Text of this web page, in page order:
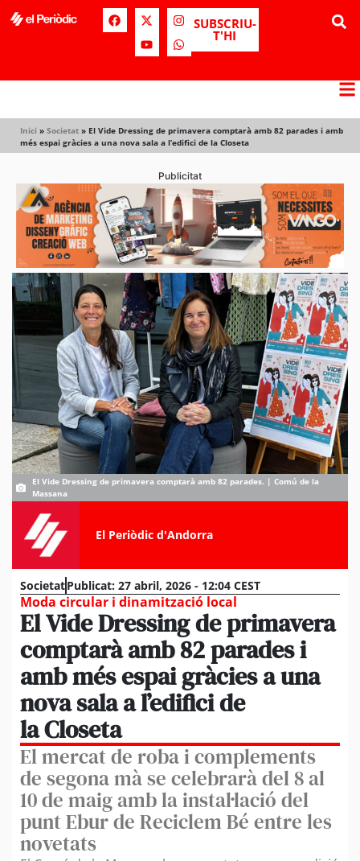
SUBSCRIU-
T'HI
Inici » Societat » El Vide Dressing de primavera comptarà amb 82 parades i amb
més espai gràcies a una nova sala a l’edifici de la Closeta
Publicitat
El Vide Dressing de primavera comptarà amb 82 parades. | Comú de la
Massana
El Periòdic d'Andorra
SocietatPublicat: 27 abril, 2026 - 12:04 CEST
Moda circular i dinamització local
El Vide Dressing de primavera
comptarà amb 82 parades i
amb més espai gràcies a una
nova sala a l’edifici de
la Closeta
El mercat de roba i complements
de segona mà se celebrarà del 8 al
10 de maig amb la instal·lació del
punt Ebur de Reciclem Bé entre les
novetats